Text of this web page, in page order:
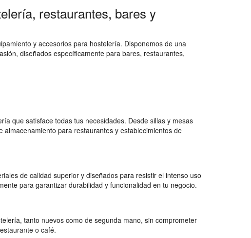
restaurantes, bares y
y accesorios para hostelería. Disponemos de una
diseñados específicamente para bares, restaurantes,
que satisface todas tus necesidades. Desde sillas y mesas
para restaurantes y establecimientos de
de calidad superior y diseñados para resistir el intenso uso
para garantizar durabilidad y funcionalidad en tu negocio.
tanto nuevos como de segunda mano, sin comprometer
o café.